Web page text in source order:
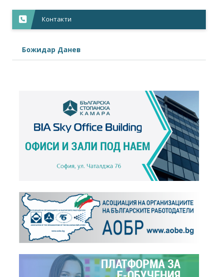
Новини,
Божидар Данев: Голямото разочарование на...
Новини, 07.01.2016
Ще живеем ли по-добре през 2016 г.?
+
На фокус, 11.11.2015
+
Новини, 27.10.2015
БСК настоява НСТС да разгледа предложението...
Новини, 21.10.2015
БСК е против въвеждането на т. нар. „данък...
Икономическа ситуация `2013
Контакти
Божидар Данев